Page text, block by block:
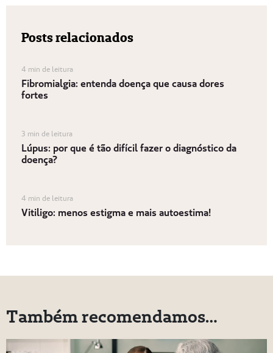
Posts relacionados
4 min de leitura
Fibromialgia: entenda doença que causa dores
fortes
3 min de leitura
Lúpus: por que é tão difícil fazer o diagnóstico da
doença?
4 min de leitura
Vitiligo: menos estigma e mais autoestima!
Também recomendamos…